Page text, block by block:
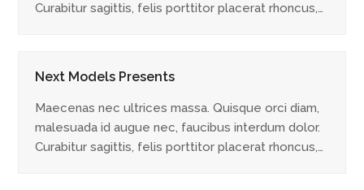
Curabitur sagittis, felis porttitor placerat rhoncus,…
Next Models Presents
Maecenas nec ultrices massa. Quisque orci diam,
malesuada id augue nec, faucibus interdum dolor.
Curabitur sagittis, felis porttitor placerat rhoncus,…